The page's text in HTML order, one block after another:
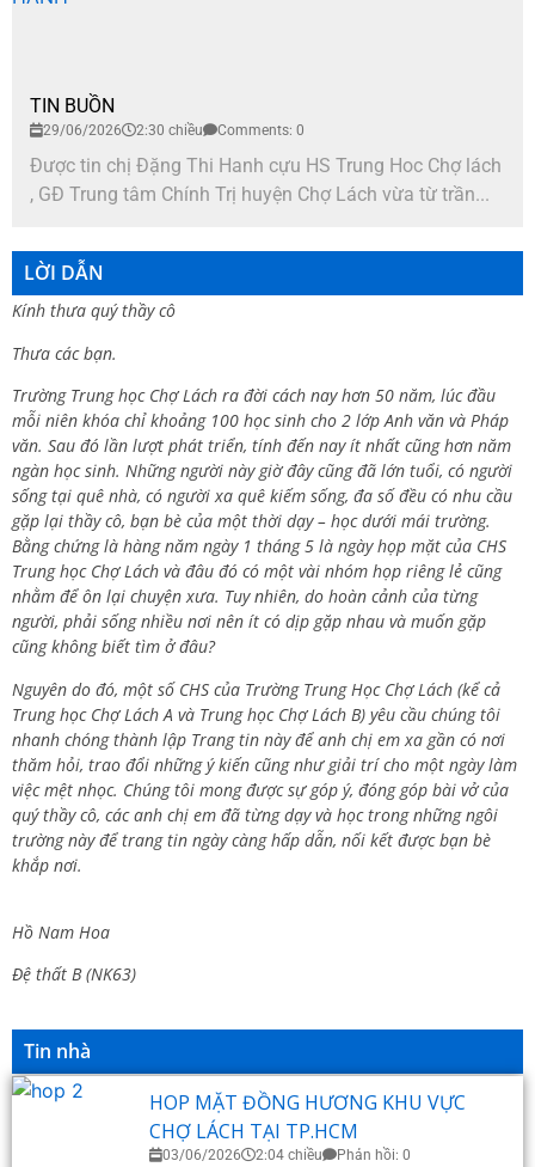
TIN BUỒN
29/06/2026 2:30 chiều Comments: 0
Được tin chị Đặng Thi Hanh cựu HS Trung Hoc Chợ lách
, GĐ Trung tâm Chính Trị huyện Chợ Lách vừa từ trần...
LỜI DẪN
Kính thưa quý thầy cô
Thưa các bạn.
Trường Trung học Chợ Lách ra đời cách nay hơn 50 năm, lúc đầu
mỗi niên khóa chỉ khoảng 100 học sinh cho 2 lớp Anh văn và Pháp
văn. Sau đó lần lượt phát triển, tính đến nay ít nhất cũng hơn năm
ngàn học sinh. Những người này giờ đây cũng đã lớn tuổi, có người
sống tại quê nhà, có người xa quê kiếm sống, đa số đều có nhu cầu
gặp lại thầy cô, bạn bè của một thời dạy – học dưới mái trường.
Bằng chứng là hàng năm ngày 1 tháng 5 là ngày họp mặt của CHS
Trung học Chợ Lách và đâu đó có một vài nhóm họp riêng lẻ cũng
nhằm để ôn lại chuyện xưa. Tuy nhiên, do hoàn cảnh của từng
người, phải sống nhiều nơi nên ít có dịp gặp nhau và muốn gặp
cũng không biết tìm ở đâu?
Nguyên do đó, một số CHS của Trường Trung Học Chợ Lách (kể cả
Trung học Chợ Lách A và Trung học Chợ Lách B) yêu cầu chúng tôi
nhanh chóng thành lập Trang tin này để anh chị em xa gần có nơi
thăm hỏi, trao đổi những ý kiến cũng như giải trí cho một ngày làm
việc mệt nhọc. Chúng tôi mong được sự góp ý, đóng góp bài vở của
quý thầy cô, các anh chị em đã từng dạy và học trong những ngôi
trường này để trang tin ngày càng hấp dẫn, nối kết được bạn bè
khắp nơi.
Hồ Nam Hoa
Đệ thất B (NK63)
Tin nhà
HOP MẶT ĐỒNG HƯƠNG KHU VỰC
CHỢ LÁCH TẠI TP.HCM
03/06/2026 2:04 chiều Phản hồi: 0